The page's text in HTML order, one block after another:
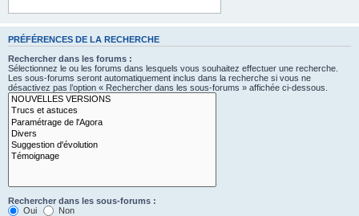
PRÉFÉRENCES DE LA RECHERCHE
Rechercher dans les forums :
Sélectionnez le ou les forums dans lesquels vous souhaitez effectuer une recherche.
Les sous-forums seront automatiquement inclus dans la recherche si vous ne
désactivez pas l’option « Rechercher dans les sous-forums » affichée ci-dessous.
Rechercher dans les sous-forums :
Oui
Non